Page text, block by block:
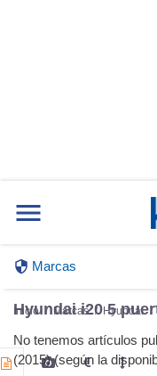
Marcas
Inicio Marcas Hyundai
Hyundai i20 5
No tenemos artículos
(2015) (según la